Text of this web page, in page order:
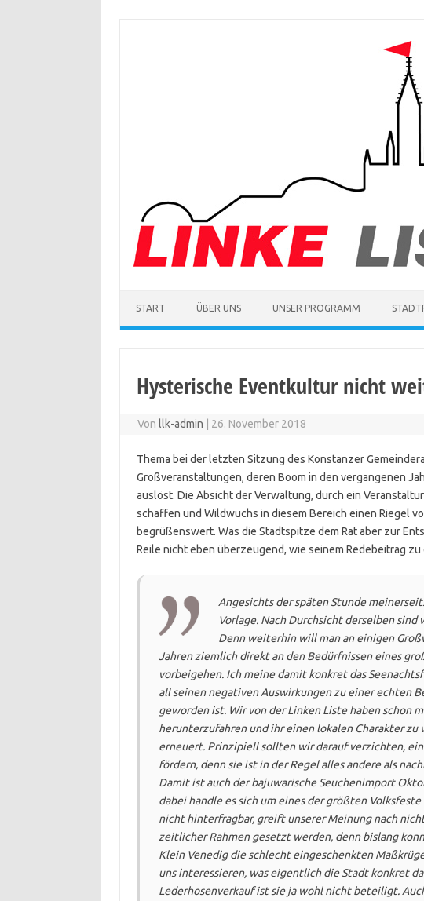
START ÜBER UNS UNSER PROGRAMM
Hysterische Eventkultur nicht
Von llk-admin 26. November 2018
Thema bei der letzten Sitzung des Konstanzer
Großveranstaltungen, deren Boom in den vergangenen
auslöst. Die Absicht der Verwaltung, durch ein
schaffen und Wildwuchs in diesem Bereich einen Riegel
begrüßenswert. Was die Stadtspitze dem Rat aber zur
Reile nicht eben überzeugend, wie seinem Redebeitrag
Angesichts der späten Stunde
Vorlage. Nach Durchsicht derselben
Denn weiterhin will man an einigen
Jahren ziemlich direkt an den Bedürfnissen eines
vorbeigehen. Ich meine damit konkret das
all seinen negativen Auswirkungen zu einer echten
geworden ist. Wir von der Linken Liste haben schon
herunterzufahren und ihr einen lokalen Charakter zu
erneuert. Prinzipiell sollten wir darauf verzichten,
fördern, denn sie ist in der Regel alles andere als
Damit ist auch der bajuwarische Seuchenimport
dabei handle es sich um eines der größten
nicht hinterfragbar, greift unserer Meinung nach
zeitlicher Rahmen gesetzt werden, denn bislang
Klein Venedig die schlecht eingeschenkten
uns interessieren, was eigentlich die Stadt konkret
Lederhosenverkauf ist sie ja wohl nicht beteiligt.